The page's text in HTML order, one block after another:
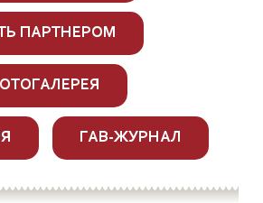
ПАРТНЕРОМ
ГАВ-ЖУРНАЛ